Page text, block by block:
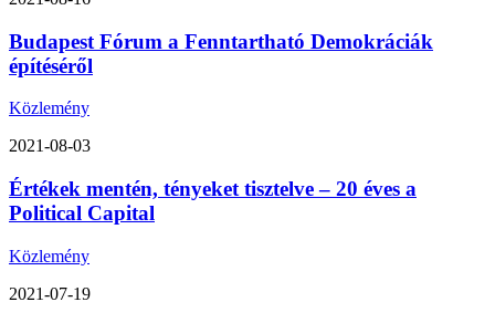
Budapest Fórum a Fenntartható Demokráciák
építéséről
Közlemény
2021-08-03
Értékek mentén, tényeket tisztelve – 20 éves a
Political Capital
Közlemény
2021-07-19